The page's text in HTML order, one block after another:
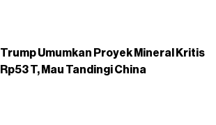
Trump Umumkan Proyek Mineral Kritis
Rp53 T, Mau Tandingi China